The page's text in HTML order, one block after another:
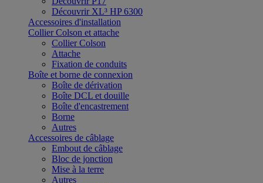
Découvrir XL³ HP 6300
Accessoires d'installation
Collier Colson et attache
Collier Colson
Attache
Fixation de conduits
Boîte et borne de connexion
Boîte de dérivation
Boîte DCL et douille
Boîte d'encastrement
Borne
Autres
Accessoires de câblage
Embout de câblage
Bloc de jonction
Mise à la terre
Autres